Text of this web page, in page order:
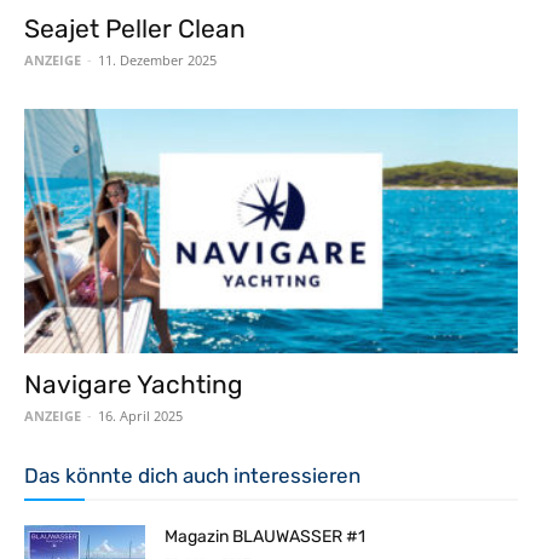
Seajet Peller Clean
ANZEIGE - 11. Dezember 2025
Navigare Yachting
ANZEIGE - 16. April 2025
Das könnte dich auch interessieren
Magazin BLAUWASSER #1